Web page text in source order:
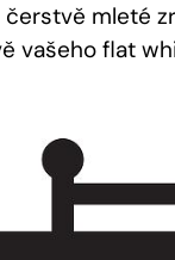
mleté
vašeho flat